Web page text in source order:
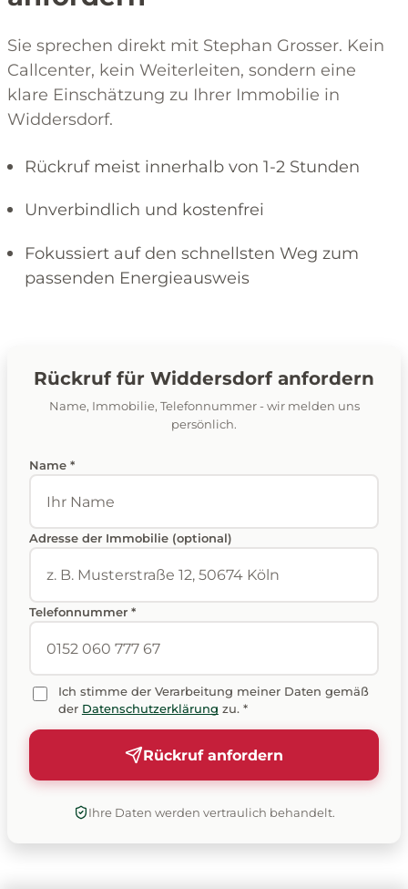
Sie sprechen direkt mit Stephan Grosser. Kein
Callcenter, kein Weiterleiten, sondern eine
klare Einschätzung zu Ihrer Immobilie in
Widdersdorf.
Rückruf meist innerhalb von 1-2 Stunden
Unverbindlich und kostenfrei
Fokussiert auf den schnellsten Weg zum
passenden Energieausweis
Rückruf für Widdersdorf anfordern
Name, Immobilie, Telefonnummer - wir melden uns
persönlich.
Name *
Adresse der Immobilie (optional)
Telefonnummer *
Ich stimme der Verarbeitung meiner Daten gemäß
der Datenschutzerklärung zu. *
Rückruf anfordern
Ihre Daten werden vertraulich behandelt.